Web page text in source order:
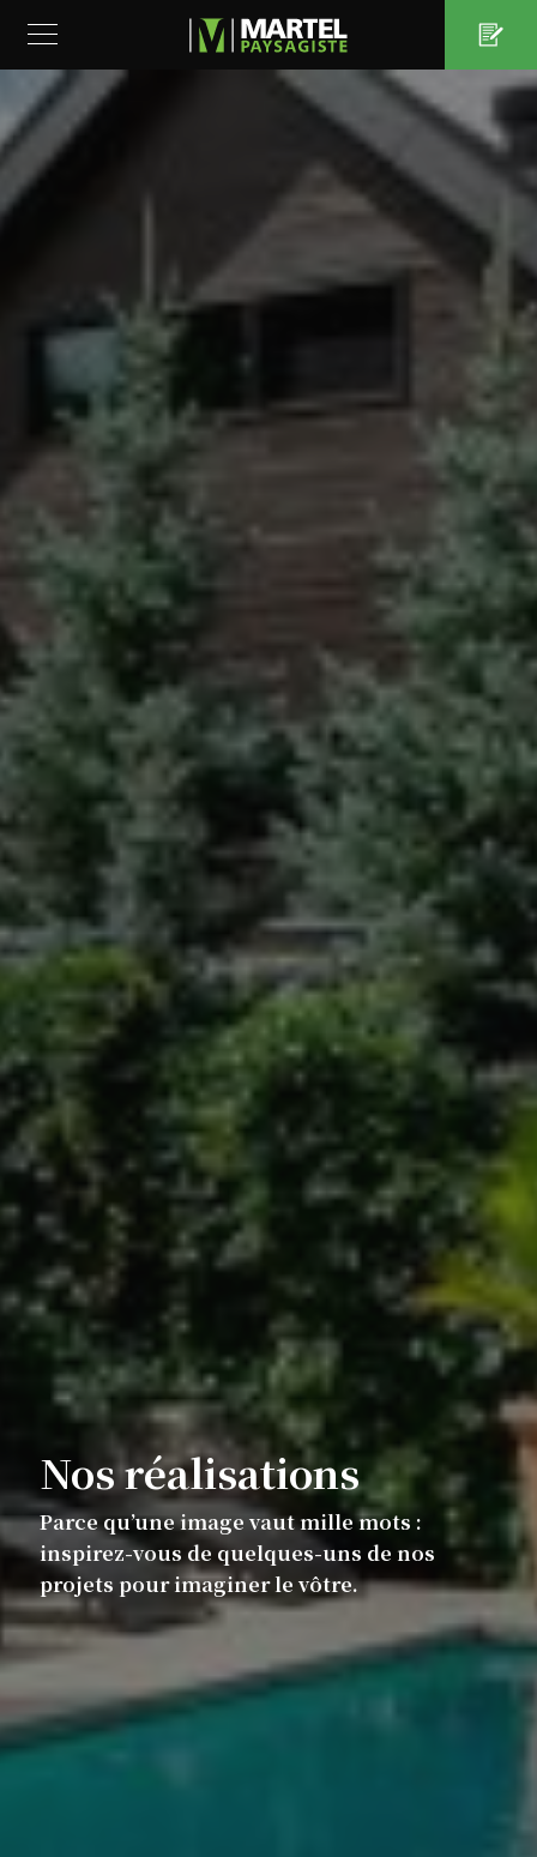
Nos réalisations
Parce qu’une image vaut mille mots :
inspirez-vous de quelques-uns de nos
projets pour imaginer le vôtre.